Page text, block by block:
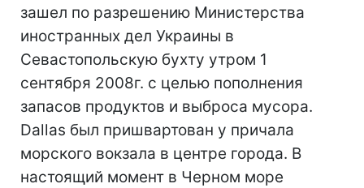
зашел по разрешению Министерства
иностранных дел Украины в
Севастопольскую бухту утром 1
сентября 2008г. с целью пополнения
запасов продуктов и выброса мусора.
Dallas был пришвартован у причала
морского вокзала в центре города. В
настоящий момент в Черном море